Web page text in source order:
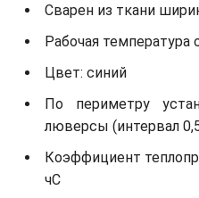
Сварен из ткани
Рабочая температура
Цвет: синий
По периметру
люверсы (интервал
Коэффициент
чС